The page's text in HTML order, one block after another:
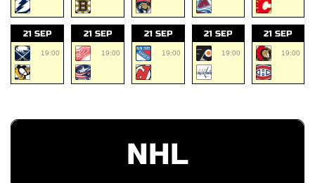
21 SEP
19:00
21 SEP
19:00
21 SEP
19:00
21 SEP
19:00
21 SEP
19:00
NHL